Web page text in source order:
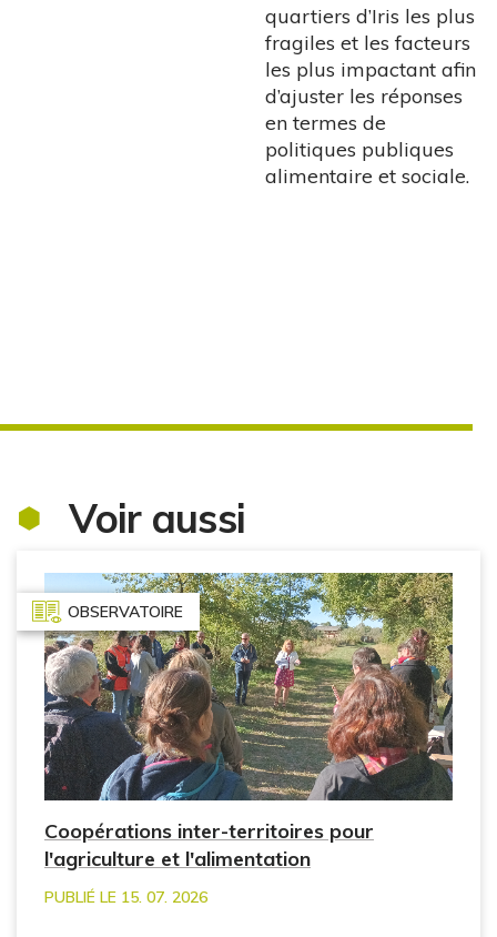
quartiers d’Iris les plus
fragiles et les facteurs
les plus impactant afin
d’ajuster les réponses
en termes de
politiques publiques
alimentaire et sociale.
Voir aussi
OBSERVATOIRE
Coopérations inter-territoires pour
l'agriculture et l'alimentation
PUBLIÉ LE 15. 07. 2026